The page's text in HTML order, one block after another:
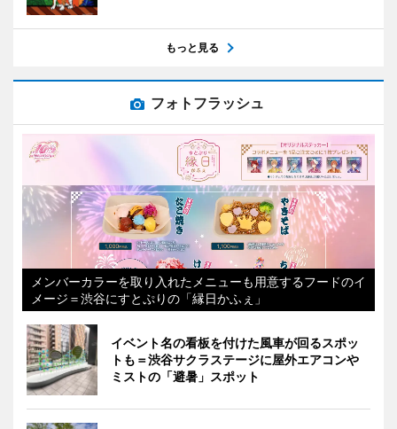
もっと見る
フォトフラッシュ
メンバーカラーを取り入れたメニューも用意するフードのイ
メージ＝渋谷にすとぷりの「縁日かふぇ」
イベント名の看板を付けた風車が回るスポッ
トも＝渋谷サクラステージに屋外エアコンや
ミストの「避暑」スポット